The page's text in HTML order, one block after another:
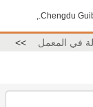
Chengdu
في المعمل >>